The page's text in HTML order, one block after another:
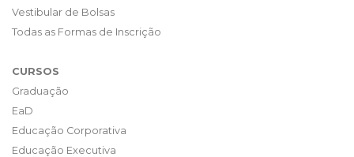
Vestibular de Bolsas
Todas as Formas de Inscrição
CURSOS
Graduação
EaD
Educação Corporativa
Educação Executiva